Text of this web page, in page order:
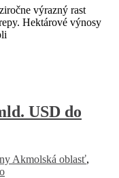
výrazný rast
Hektárové výnosy
USD do
Akmolská oblasť,